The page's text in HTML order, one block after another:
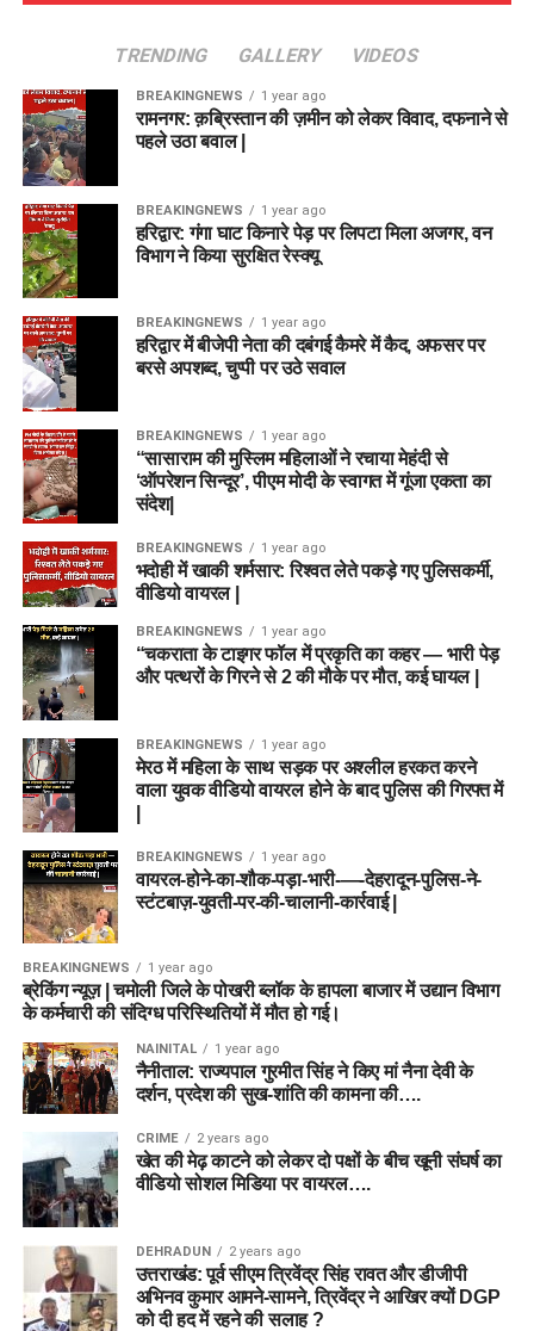
TRENDING GALLERY VIDEOS
BREAKINGNEWS 1 year ago
रामनगर: क़ब्रिस्तान की ज़मीन को लेकर विवाद, दफनाने से
पहले उठा बवाल |
BREAKINGNEWS 1 year ago
हरिद्वार: गंगा घाट किनारे पेड़ पर लिपटा मिला अजगर, वन
विभाग ने किया सुरक्षित रेस्क्यू
BREAKINGNEWS 1 year ago
हरिद्वार में बीजेपी नेता की दबंगई कैमरे में कैद, अफसर पर
बरसे अपशब्द, चुप्पी पर उठे सवाल
BREAKINGNEWS 1 year ago
“सासाराम की मुस्लिम महिलाओं ने रचाया मेहंदी से
‘ऑपरेशन सिन्दूर’, पीएम मोदी के स्वागत में गूंजा एकता का
संदेश|
BREAKINGNEWS 1 year ago
भदोही में खाकी शर्मसार: रिश्वत लेते पकड़े गए पुलिसकर्मी,
वीडियो वायरल |
BREAKINGNEWS 1 year ago
“चकराता के टाइगर फॉल में प्रकृति का कहर — भारी पेड़
और पत्थरों के गिरने से 2 की मौके पर मौत, कई घायल |
BREAKINGNEWS 1 year ago
मेरठ में महिला के साथ सड़क पर अश्लील हरकत करने
वाला युवक वीडियो वायरल होने के बाद पुलिस की गिरफ्त में
BREAKINGNEWS 1 year ago
वायरल-होने-का-शौक-पड़ा-भारी-—-देहरादून-पुलिस-ने-
स्टंटबाज़-युवती-पर-की-चालानी-कार्रवाई |
BREAKINGNEWS 1 year ago
ब्रेकिंग न्यूज़ | चमोली जिले के पोखरी ब्लॉक के हापला बाजार में उद्यान विभाग
के कर्मचारी की संदिग्ध परिस्थितियों में मौत हो गई।
NAINITAL 1 year ago
नैनीताल: राज्यपाल गुरमीत सिंह ने किए मां नैना देवी के
दर्शन, प्रदेश की सुख-शांति की कामना की….
CRIME 2 years ago
खेत की मेढ़ काटने को लेकर दो पक्षों के बीच खूनी संघर्ष का
वीडियो सोशल मिडिया पर वायरल….
DEHRADUN 2 years ago
उत्तराखंड: पूर्व सीएम त्रिवेंद्र सिंह रावत और डीजीपी
अभिनव कुमार आमने-सामने, त्रिवेंद्र ने आखिर क्यों DGP
को दी हद में रहने की सलाह ?